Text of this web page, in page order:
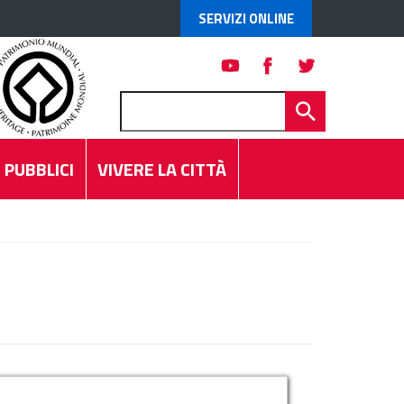
SERVIZI ONLINE
VIVERE LA CITTÀ